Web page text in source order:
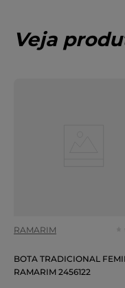
Veja
RAMARIM
BOTA TRADICIONAL
RAMARIM 2456122